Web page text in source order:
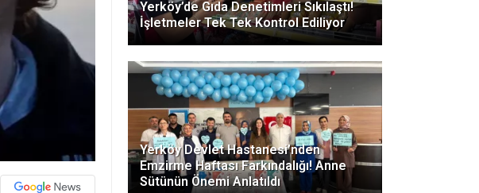
Yerköy’de Gıda Denetimleri Sıkılaştı!
İşletmeler Tek Tek Kontrol Ediliyor
Yerköy Devlet Hastanesi’nden
Emzirme Haftası Farkındalığı! Anne
Sütünün Önemi Anlatıldı